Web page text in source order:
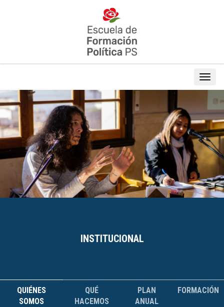
INSTITUCIONAL
QUIÉNES
SOMOS
QUÉ
HACEMOS
PLAN
ANUAL
FORMACIÓN